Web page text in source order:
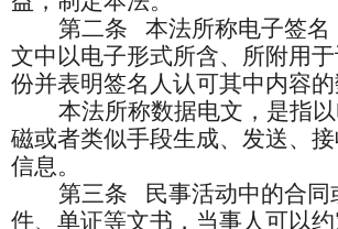
第二条
本法所称电子签名
文中以电子形式所含、所附用
份并表明签名人认可其中内容的
本法所称数据电文，是指以
磁或者类似手段生成、发送、
信息。
第三条
民事活动中的合同
件、单证等文书，当事人可以